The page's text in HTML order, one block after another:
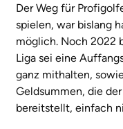
Der Weg für
spielen, war bislang
möglich. Noch 2022
Liga sei eine
ganz mithalten,
Geldsummen, die
bereitstellt, einfach